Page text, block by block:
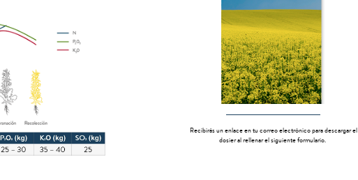
Recibirás un enlace en tu correo electrónico para descargar el
dosier al rellenar el siguiente formulario.